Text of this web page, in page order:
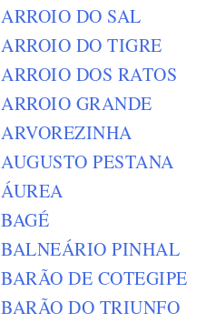
ARROIO DO SAL
ARROIO DO TIGRE
ARROIO DOS RATOS
ARROIO GRANDE
ARVOREZINHA
AUGUSTO PESTANA
ÁUREA
BAGÉ
BALNEÁRIO PINHAL
BARÃO DE COTEGIPE
BARÃO DO TRIUNFO